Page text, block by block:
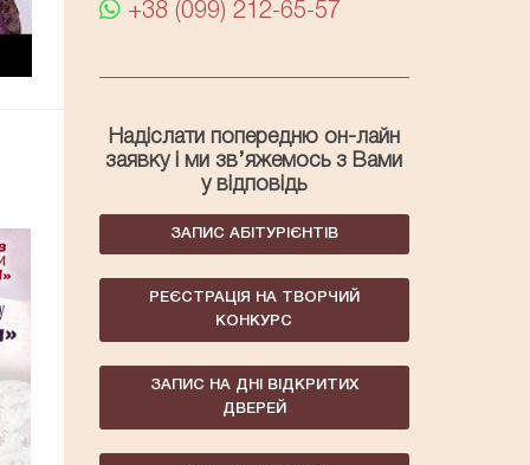
+38 (099) 212-65-57
Надіслати попередню он-лайн
заявку і ми зв’яжемось з Вами
у відповідь
ЗАПИС АБІТУРІЄНТІВ
РЕЄСТРАЦІЯ НА ТВОРЧИЙ
КОНКУРС
ЗАПИС НА ДНІ ВІДКРИТИХ
ДВЕРЕЙ